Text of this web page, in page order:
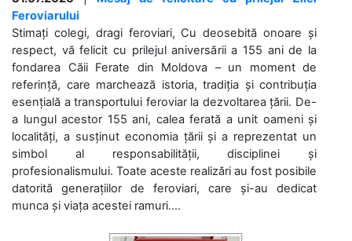
Feroviarului
Stimați colegi, dragi feroviari, Cu deosebită onoare și
respect, vă felicit cu prilejul aniversării a 155 ani de la
fondarea Căii Ferate din Moldova – un moment de
referință, care marchează istoria, tradiția și contribuția
esențială a transportului feroviar la dezvoltarea țării. De-
a lungul acestor 155 ani, calea ferată a unit oameni și
localități, a susținut economia țării și a reprezentat un
simbol al responsabilității, disciplinei și
profesionalismului. Toate aceste realizări au fost posibile
datorită generațiilor de feroviari, care și-au dedicat
munca și viața acestei ramuri....